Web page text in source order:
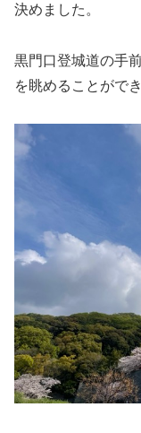
決めました。
黒門口登城道の手
を眺めることができ